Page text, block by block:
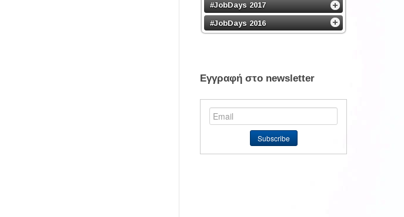
#JobDays 2017
#JobDays 2016
Εγγραφή στο newsletter